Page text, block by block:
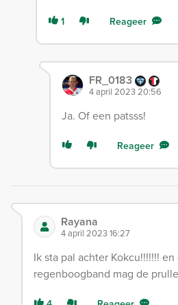
1 Reageer
FR_0183
4 april 2023 20:56
Ja. Of een patsss!
Reageer
Rayana
4 april 2023 16:27
Ik sta pal achter Kokcu!!!!!!!
regenboogband mag de